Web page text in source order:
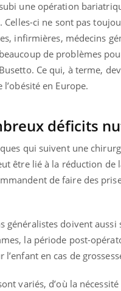
une opération
Celles-ci ne sont pas
infirmières, médecins
de problèmes
Ce qui, à terme,
l’obésité en Europe.
déficits
qui suivent une
être lié à la réduction de
de faire des
généralistes doivent
la période post-
l’enfant en cas de
variés, d’où la
Mains :
Youtube
à aborder...
c'est montrer ...
Youtube
carence